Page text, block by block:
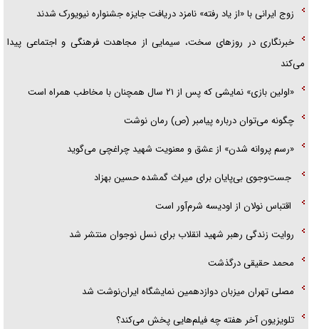
هرمز»
امام حسین (ع) کشته سیرت‌های عصر جاهلی شد
زوج ایرانی با «از یاد رفته» نامزد دریافت جایزه جشنواره نیویورک شدند
خبرنگاری در روزهای سخت، سیمایی از مجاهدت فرهنگی و اجتماعی پیدا
می‌کند
«اولین بازی» نمایشی که پس از ۲۱ سال همچنان با مخاطب همراه است
چگونه می‌توان درباره پیامبر (ص) رمان نوشت
«رسم پروانه شدن» از عشق و معنویت شهید چراغچی می‌گوید
جست‌وجوی بی‌پایان برای میراث گمشده حسین بهزاد
اقتباس نولان از اودیسه شرم‌آور است
روایت زندگی رهبر شهید انقلاب برای نسل نوجوان منتشر شد
محمد حقیقی درگذشت
مصلی تهران میزبان دوازدهمین نمایشگاه ایران‌نوشت شد
تلویزیون آخر هفته چه فیلم‌هایی پخش می‌کند؟